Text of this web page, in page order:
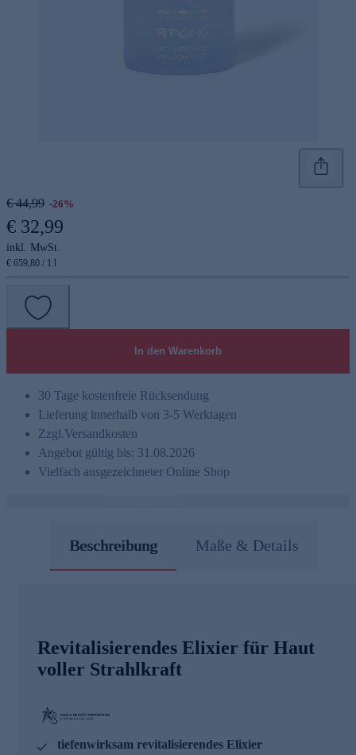
€ 44,99 -26%
€ 32,99
inkl. MwSt.
€ 659,80 / 1 l
In den Warenkorb
30 Tage kostenfreie Rücksendung
Lieferung innerhalb von 3-5 Werktagen
Zzgl.Versandkosten
Angebot gültig bis: 31.08.2026
Vielfach ausgezeichneter Online Shop
Beschreibung Maße & Details
Revitalisierendes Elixier für Haut
voller Strahlkraft
tiefenwirksam revitalisierendes Elixier